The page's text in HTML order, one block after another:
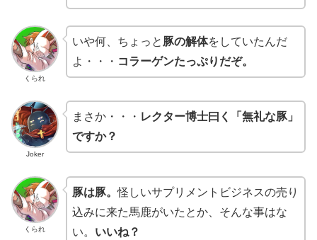
くられ
いや何、ちょっと 豚の解体をしていたんだ
よ・・・ コラーゲンたっぷりだぞ。
Joker
まさか・・・ レクター博士曰く「無礼な豚」
ですか？
くられ
豚は豚。怪しいサプリメントビジネスの売り
込みに来た馬鹿がいたとか、そんな事はな
い。 いいね？